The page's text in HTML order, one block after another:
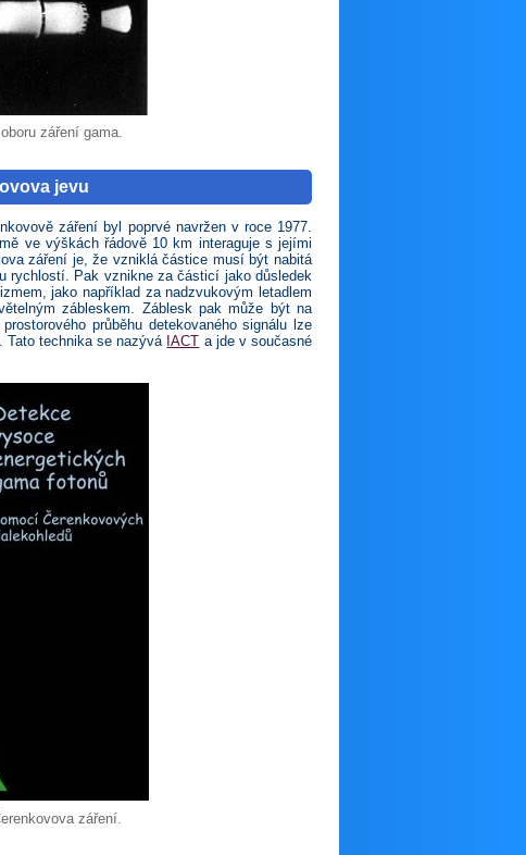
záření gama.
jevu
záření byl poprvé navržen v roce 1977.
ve výškách řádově 10 km interaguje s jejími
záření je, že vzniklá částice musí být nabitá
rychlostí. Pak vznikne za částicí jako důsledek
jako například za nadzvukovým letadlem
zábleskem. Záblesk pak může být na
průběhu detekovaného signálu lze
Tato technika se nazývá IACT a jde v současné
záření.